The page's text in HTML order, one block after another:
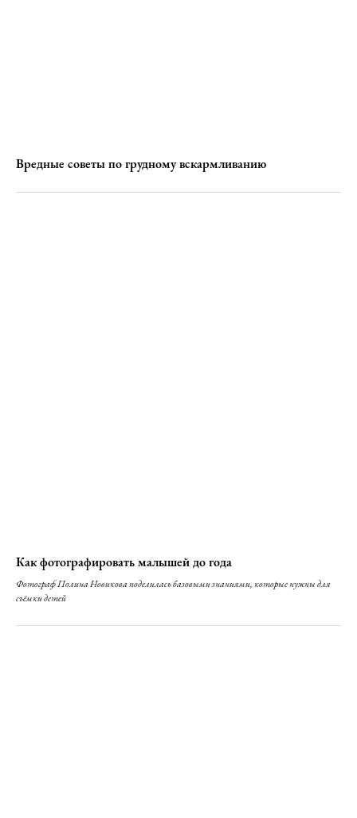
Вредные советы по грудному вскармливанию
Как фотографировать малышей до года
Фотограф Полина Новикова поделилась базовыми знаниями, которые нужны для
съёмки детей